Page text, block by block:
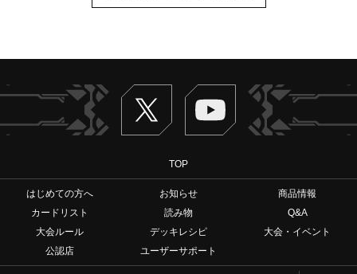
Twitter ヴァンガードch
TOP
はじめての方へ お知らせ
商品情報
カードリスト
読み物
Q&A
大会ルール
デッキレシピ
大会・イベント
公認店
ユーザーサポート